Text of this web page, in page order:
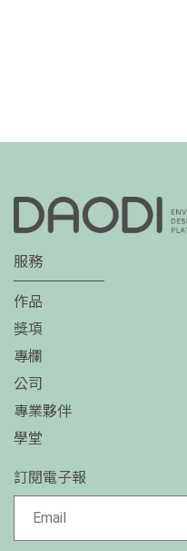
服務
作品
獎項
專欄
公司
專業夥伴
學堂
訂閱電子報